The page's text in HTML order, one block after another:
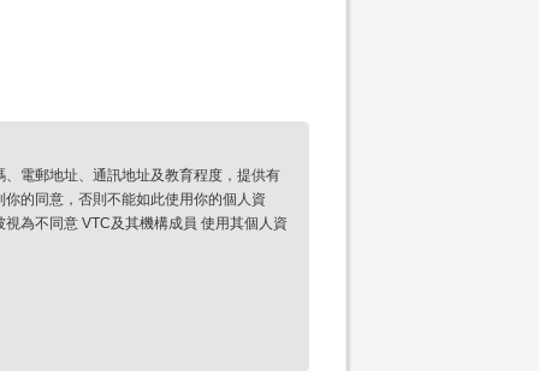
電郵地址、通訊地址及教育程度，提供有
的同意，否則不能如此使用你的個人資
為不同意 VTC及其機構成員 使用其個人資